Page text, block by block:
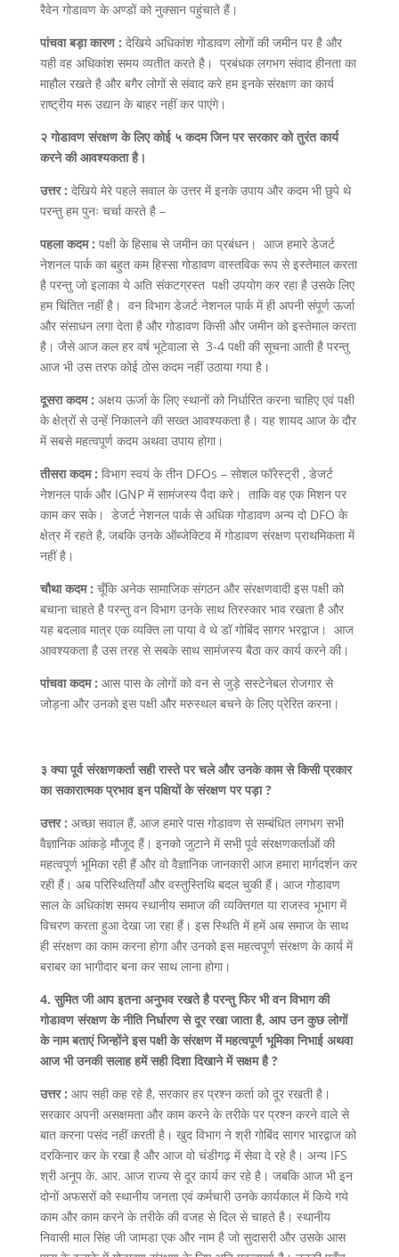
रैवेन गोडावण के अण्डों को नुक्सान पहुंचाते हैं।
पांचवा बड़ा कारण : देखिये अधिकांश गोडावण लोगों की जमीन पर है और
यही वह अधिकांश समय व्यतीत करते है। प्रबंधक लगभग संवाद हीनता का
माहौल रखते है और बगैर लोगों से संवाद करे हम इनके संरक्षण का कार्य
राष्ट्रीय मरू उद्यान के बाहर नहीं कर पाएंगे।
२ गोडावण संरक्षण के लिए कोई ५ कदम जिन पर सरकार को तुरंत कार्य
करने की आवश्यकता है।
उत्तर : देखिये मेरे पहले सवाल के उत्तर में इनके उपाय और कदम भी छुपे थे
परन्तु हम पुनः चर्चा करते है –
पहला कदम : पक्षी के हिसाब से जमीन का प्रबंधन। आज हमारे डेजर्ट
नेशनल पार्क का बहुत कम हिस्सा गोडावण वास्तविक रूप से इस्तेमाल करता
है परन्तु जो इलाका ये अति संकटग्रस्त पक्षी उपयोग कर रहा है उसके लिए
हम चिंतित नहीं है। वन विभाग डेजर्ट नेशनल पार्क में ही अपनी संपूर्ण ऊर्जा
और संसाधन लगा देता है और गोडावण किसी और जमीन को इस्तेमाल करता
है। जैसे आज कल हर वर्ष भूटेवाला से 3-4 पक्षी की सूचना आती है परन्तु
आज भी उस तरफ कोई ठोस कदम नहीं उठाया गया है।
दूसरा कदम : अक्षय ऊर्जा के लिए स्थानों को निर्धारित करना चाहिए एवं पक्षी
के क्षेत्रों से उन्हें निकालने की सख्त आवश्यकता है। यह शायद आज के दौर
में सबसे महत्वपूर्ण कदम अथवा उपाय होगा।
तीसरा कदम : विभाग स्वयं के तीन DFOs – सोशल फॉरेस्ट्री , डेजर्ट
नेशनल पार्क और IGNP में सामंजस्य पैदा करे। ताकि वह एक मिशन पर
काम कर सके। डेजर्ट नेशनल पार्क से अधिक गोडावण अन्य दो DFO के
क्षेत्र में रहते है, जबकि उनके ऑब्जेक्टिव में गोडावण संरक्षण प्राथमिकता में
नहीं है।
चौथा कदम : चूँकि अनेक सामाजिक संगठन और संरक्षणवादी इस पक्षी को
बचाना चाहते है परन्तु वन विभाग उनके साथ तिरस्कार भाव रखता है और
यह बदलाव मात्र एक व्यक्ति ला पाया वे थे डॉ गोबिंद सागर भरद्वाज। आज
आवश्यकता है उस तरह से सबके साथ सामंजस्य बैठा कर कार्य करने की।
पांचवा कदम : आस पास के लोगों को वन से जुड़े सस्टेनेबल रोजगार से
जोड़ना और उनको इस पक्षी और मरुस्थल बचने के लिए प्रेरित करना।
३ क्या पूर्व संरक्षणकर्ता सही रास्ते पर चले और उनके काम से किसी प्रकार
का सकारात्मक प्रभाव इन पक्षियों के संरक्षण पर पड़ा ?
उत्तर : अच्छा सवाल हैं, आज हमारे पास गोडावण से सम्बंधित लगभग सभी
वैज्ञानिक आंकड़े मौजूद हैं। इनको जुटाने में सभी पूर्व संरक्षणकर्ताओं की
महत्वपूर्ण भूमिका रही हैं और वो वैज्ञानिक जानकारी आज हमारा मार्गदर्शन कर
रही हैं। अब परिस्थितियाँ और वस्तुस्तिथि बदल चुकी हैं। आज गोडावण
साल के अधिकांश समय स्थानीय समाज की व्यक्तिगत या राजस्व भूभाग में
विचरण करता हुआ देखा जा रहा हैं। इस स्थिति में हमें अब समाज के साथ
ही संरक्षण का काम करना होगा और उनको इस महत्वपूर्ण संरक्षण के कार्य में
बराबर का भागीदार बना कर साथ लाना होगा।
4. सुमित जी आप इतना अनुभव रखते है परन्तु फिर भी वन विभाग की
गोडावण संरक्षण के नीति निर्धारण से दूर रखा जाता है, आप उन कुछ लोगों
के नाम बताएं जिन्होंने इस पक्षी के संरक्षण में महत्वपूर्ण भूमिका निभाई अथवा
आज भी उनकी सलाह हमें सही दिशा दिखाने में सक्षम है ?
उत्तर : आप सही कह रहे है, सरकार हर प्रश्न कर्ता को दूर रखती है।
सरकार अपनी असक्षमता और काम करने के तरीके पर प्रश्न करने वाले से
बात करना पसंद नहीं करती है। खुद विभाग ने श्री गोबिंद सागर भारद्वाज को
दरकिनार कर के रखा है और आज वो चंडीगढ़ में सेवा दे रहे है। अन्य IFS
श्री अनूप के. आर. आज राज्य से दूर कार्य कर रहे है। जबकि आज भी इन
दोनों अफसरों को स्थानीय जनता एवं कर्मचारी उनके कार्यकाल में किये गये
काम और काम करने के तरीके की वजह से दिल से चाहते है। स्थानीय
निवासी माल सिंह जी जामडा एक और नाम है जो सुदासरी और उसके आस